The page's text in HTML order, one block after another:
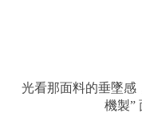
光看那面料的垂墜感
機製”